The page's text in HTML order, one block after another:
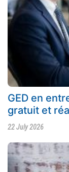
GED en
gratuit et
22 July 2026